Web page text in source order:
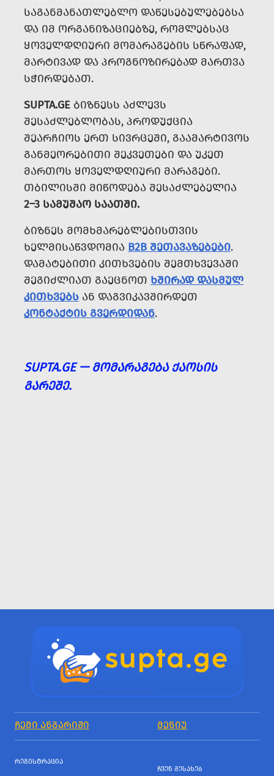
ᲡᲐᲒᲐᲜᲛᲐᲜᲐᲗᲚᲔᲑᲚᲝ ᲓᲐᲬᲔᲡᲔᲑᲣᲚᲔᲑᲔᲑᲡᲐ
ᲓᲐ ᲘᲛ ᲝᲠᲒᲐᲜᲘᲖᲐᲪᲘᲔᲑᲖᲔ, ᲠᲝᲛᲚᲔᲑᲡᲐᲪ
ᲧᲝᲕᲔᲚᲓᲦᲘᲣᲠᲘ ᲛᲝᲛᲐᲠᲐᲒᲔᲑᲘᲡ ᲡᲬᲠᲐᲤᲐᲓ,
ᲛᲐᲠᲢᲘᲕᲐᲓ ᲓᲐ ᲞᲠᲝᲒᲜᲝᲖᲘᲠᲔᲑᲐᲓ ᲛᲐᲠᲗᲕᲐ
ᲡᲭᲘᲠᲓᲔᲑᲐᲗ.
SUPTA.GE ᲑᲘᲖᲜᲔᲡᲡ ᲐᲫᲚᲔᲕᲡ
ᲨᲔᲡᲐᲫᲚᲔᲑᲚᲝᲑᲐᲡ, ᲞᲠᲝᲓᲣᲥᲪᲘᲐ
ᲨᲔᲐᲠᲩᲘᲝᲡ ᲔᲠᲗ ᲡᲘᲕᲠᲪᲔᲨᲘ, ᲒᲐᲐᲛᲐᲠᲢᲘᲕᲝᲡ
ᲒᲐᲜᲛᲔᲝᲠᲔᲑᲘᲗᲘ ᲨᲔᲙᲕᲔᲗᲔᲑᲘ ᲓᲐ ᲣᲙᲔᲗ
ᲛᲐᲠᲗᲝᲡ ᲧᲝᲕᲔᲚᲓᲦᲘᲣᲠᲘ ᲛᲐᲠᲐᲒᲔᲑᲘ.
ᲗᲑᲘᲚᲘᲡᲨᲘ ᲛᲘᲬᲝᲓᲔᲑᲐ ᲨᲔᲡᲐᲫᲚᲔᲑᲔᲚᲘᲐ
2–3 ᲡᲐᲛᲣᲨᲐᲝ ᲡᲐᲐᲗᲨᲘ.
ᲑᲘᲖᲜᲔᲡ ᲛᲝᲛᲮᲛᲐᲠᲔᲑᲚᲔᲑᲘᲡᲗᲕᲘᲡ
ᲮᲔᲚᲛᲘᲡᲐᲬᲕᲓᲝᲛᲘᲐ B2B ᲨᲔᲗᲐᲕᲐᲖᲔᲑᲔᲑᲘ.
ᲓᲐᲛᲐᲢᲔᲑᲘᲗᲘ ᲙᲘᲗᲮᲕᲔᲑᲘᲡ ᲨᲔᲛᲗᲮᲕᲔᲕᲐᲨᲘ
ᲨᲔᲒᲘᲫᲚᲘᲐᲗ ᲒᲐᲔᲪᲜᲝᲗ ᲮᲨᲘᲠᲐᲓ ᲓᲐᲡᲛᲣᲚ
ᲙᲘᲗᲮᲕᲔᲑᲡ ᲐᲜ ᲓᲐᲒᲕᲘᲙᲐᲕᲨᲘᲠᲓᲔᲗ
ᲙᲝᲜᲢᲐᲥᲢᲘᲡ ᲒᲕᲔᲠᲓᲘᲓᲐᲜ.
SUPTA.GE — ᲛᲝᲛᲐᲠᲐᲒᲔᲑᲐ ᲥᲐᲝᲡᲘᲡ
ᲒᲐᲠᲔᲨᲔ.
ᲩᲔᲛᲘ ᲐᲜᲒᲐᲠᲘᲨᲘ ᲛᲔᲜᲘᲣ
ᲠᲔᲒᲘᲡᲢᲠᲐᲪᲘᲐ
ᲩᲕᲔᲜ ᲨᲔᲡᲐᲮᲔᲑ